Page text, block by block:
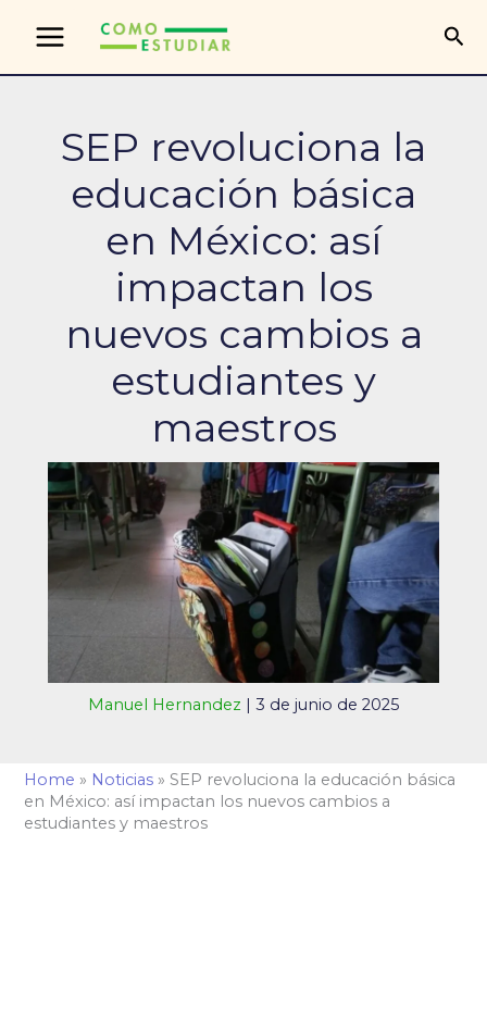
contenido
SEP revoluciona la
educación básica
en México: así
impactan los
nuevos cambios a
estudiantes y
maestros
Manuel Hernandez | 3 de junio de 2025
Home » Noticias » SEP revoluciona la educación básica
en México: así impactan los nuevos cambios a
estudiantes y maestros